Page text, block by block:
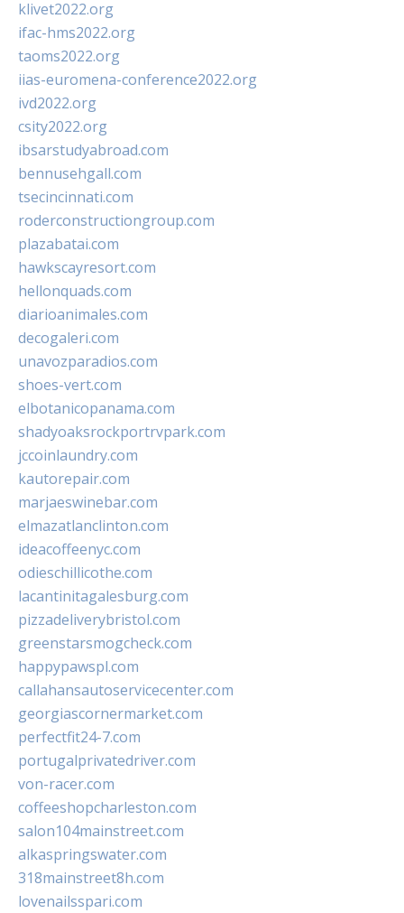
klivet2022.org
ifac-hms2022.org
taoms2022.org
iias-euromena-conference2022.org
ivd2022.org
csity2022.org
ibsarstudyabroad.com
bennusehgall.com
tsecincinnati.com
roderconstructiongroup.com
plazabatai.com
hawkscayresort.com
hellonquads.com
diarioanimales.com
decogaleri.com
unavozparadios.com
shoes-vert.com
elbotanicopanama.com
shadyoaksrockportrvpark.com
jccoinlaundry.com
kautorepair.com
marjaeswinebar.com
elmazatlanclinton.com
ideacoffeenyc.com
odieschillicothe.com
lacantinitagalesburg.com
pizzadeliverybristol.com
greenstarsmogcheck.com
happypawspl.com
callahansautoservicecenter.com
georgiascornermarket.com
perfectfit24-7.com
portugalprivatedriver.com
von-racer.com
coffeeshopcharleston.com
salon104mainstreet.com
alkaspringswater.com
318mainstreet8h.com
lovenailsspari.com